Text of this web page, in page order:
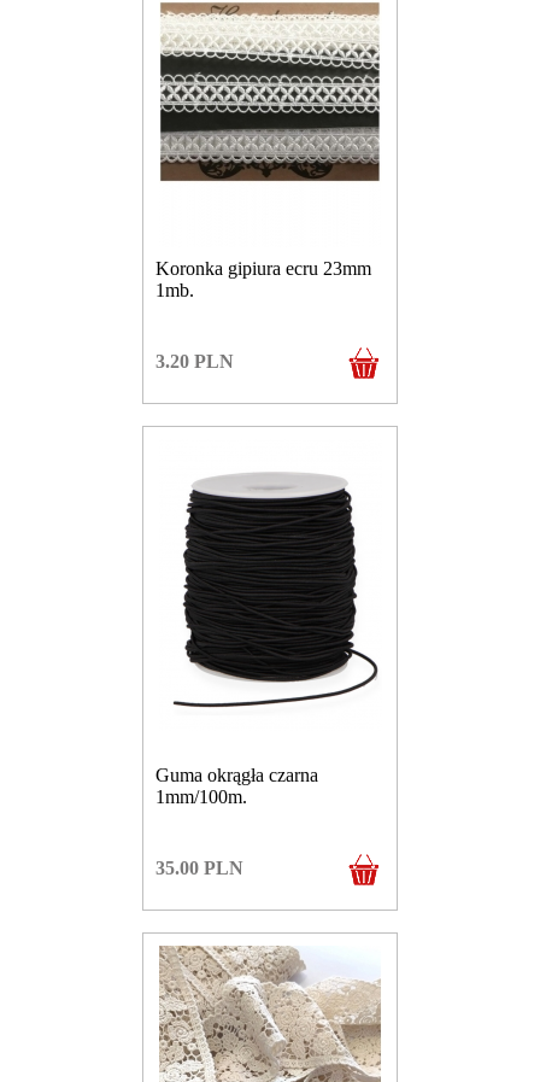
Koronka gipiura ecru 23mm
1mb.
3.20 PLN
Guma okrągła czarna
1mm/100m.
35.00 PLN